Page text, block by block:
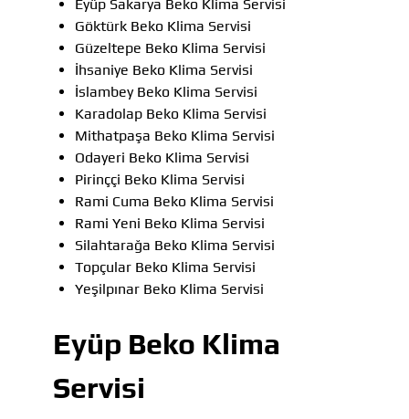
Eyüp Sakarya Beko Klima Servisi
Göktürk Beko Klima Servisi
Güzeltepe Beko Klima Servisi
İhsaniye Beko Klima Servisi
İslambey Beko Klima Servisi
Karadolap Beko Klima Servisi
Mithatpaşa Beko Klima Servisi
Odayeri Beko Klima Servisi
Pirinççi Beko Klima Servisi
Rami Cuma Beko Klima Servisi
Rami Yeni Beko Klima Servisi
Silahtarağa Beko Klima Servisi
Topçular Beko Klima Servisi
Yeşilpınar Beko Klima Servisi
Eyüp Beko Klima
Servisi